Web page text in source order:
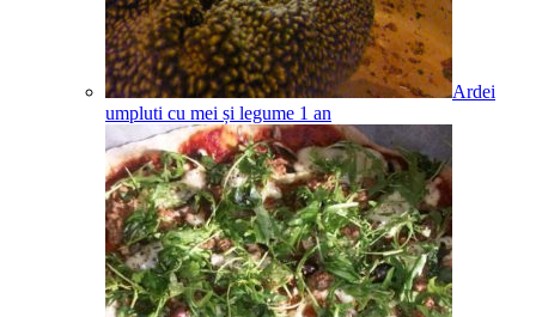
Ardei
umpluti cu mei și legume 1 an